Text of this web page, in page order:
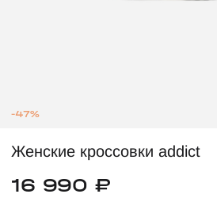
-47%
Женские кроссовки addict
16 990 ₽